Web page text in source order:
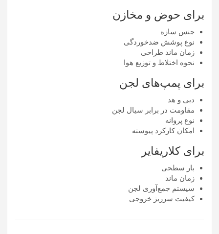
برای حوض و مخازن
جنس سازه
نوع پوشش ضدخوردگی
زمان ماند طراحی
نحوه اختلاط و توزیع هوا
برای پمپ‌های لجن
دبی و هد
مقاومت در برابر سیال لجن
نوع پروانه
امکان کارکرد پیوسته
برای کلاریفایر
بار سطحی
زمان ماند
سیستم جمع‌آوری لجن
کیفیت سرریز خروجی